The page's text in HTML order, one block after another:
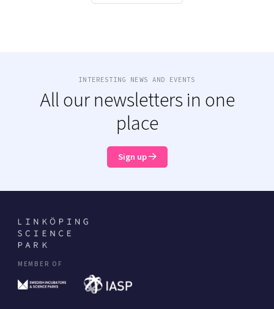
INTERESTING NEWS AND EVENTS
All our newsletters in one
place
Sign up
MEMBER OF